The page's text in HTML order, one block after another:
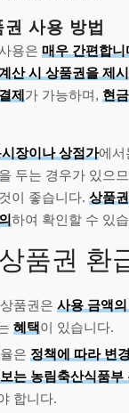
사용 방법
용은 매우 간편합니
산 시 상품권을 제시
제가 가능하며, 현
장이나 상점가에서
두는 경우가 있으
이 좋습니다. 상품
하여 확인할 수 있
품권 환
품권은 사용 금액
혜택이 있습니다.
은 정책에 따라 변경
는 농림축산식품부
합니다.